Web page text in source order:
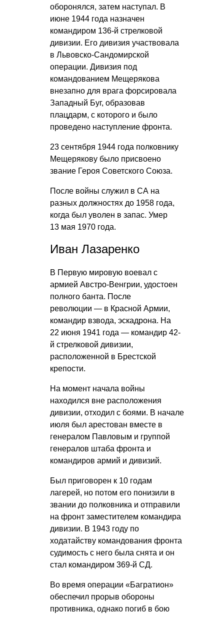
оборонялся, затем наступал. В
июне 1944 года назначен
командиром 136-й стрелковой
дивизии. Его дивизия участвовала
в Львовско-Сандомирской
операции. Дивизия под
командованием Мещерякова
внезапно для врага форсировала
Западный Буг, образовав
плацдарм, с которого и было
проведено наступление фронта.
23 сентября 1944 года полковнику
Мещерякову было присвоено
звание Героя Советского Союза.
После войны служил в СА на
разных должностях до 1958 года,
когда был уволен в запас. Умер
13 мая 1970 года.
Иван Лазаренко
В Первую мировую воевал с
армией Австро-Венгрии, удостоен
полного банта. После
революции — в Красной Армии,
командир взвода, эскадрона. На
22 июня 1941 года — командир 42-
й стрелковой дивизии,
расположенной в Брестской
крепости.
На момент начала войны
находился вне расположения
дивизии, отходил с боями. В начале
июля был арестован вместе в
генералом Павловым и группой
генералов штаба фронта и
командиров армий и дивизий.
Был приговорен к 10 годам
лагерей, но потом его понизили в
звании до полковника и отправили
на фронт заместителем командира
дивизии. В 1943 году по
ходатайству командования фронта
судимость с него была снята и он
стал командиром 369-й СД.
Во время операции «Багратион»
обеспечил прорыв обороны
противника, однако погиб в бою